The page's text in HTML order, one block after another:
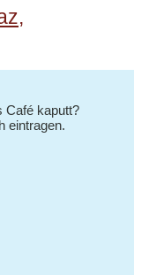
Café kaputt?
eintragen.